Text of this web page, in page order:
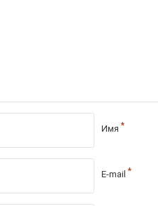
Имя *
E-mail *